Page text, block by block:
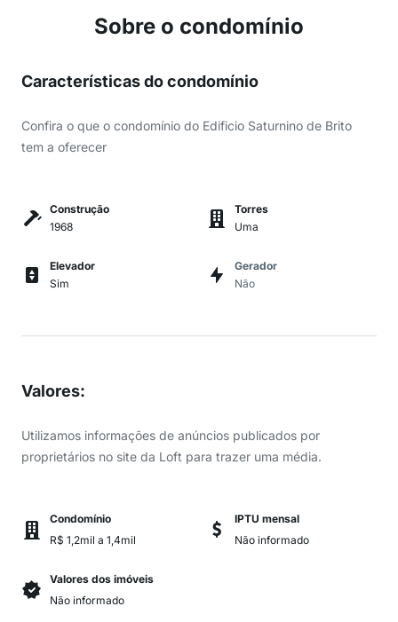
Sobre o condomínio
Características do condomínio
Confira o que o condomínio do Edificio Saturnino de Brito
tem a oferecer
Construção
1968
Torres
Uma
Elevador
Sim
Gerador
Não
Valores:
Utilizamos informações de anúncios publicados por
proprietários no site da Loft para trazer uma média.
Condomínio
R$ 1,2mil a 1,4mil
IPTU mensal
Não informado
Valores dos imóveis
Não informado